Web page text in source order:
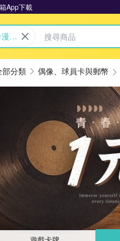
App下載
作
偶像、球員卡與郵幣